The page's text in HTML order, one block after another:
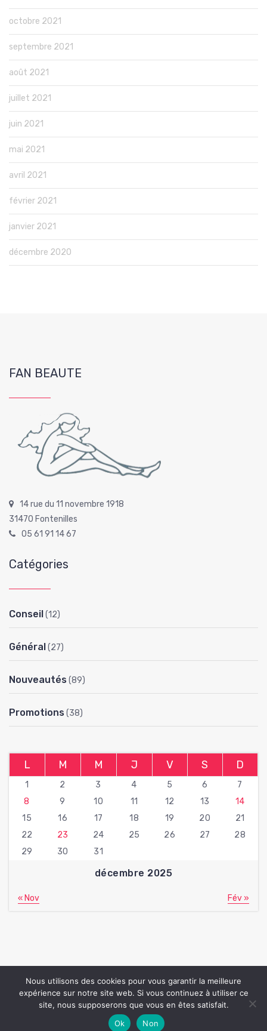
octobre 2021
septembre 2021
août 2021
juillet 2021
juin 2021
mai 2021
avril 2021
février 2021
janvier 2021
décembre 2020
FAN BEAUTE
14 rue du 11 novembre 1918
31470 Fontenilles
05 61 91 14 67
Catégories
Conseil (12)
Général (27)
Nouveautés(89)
Promotions(38)
décembre 2025
L M M J V S D
1 2 3 4 5 6
7
8
9 10 11 12 13
14
15
16 17 18 19 20
21
22
23 24 25 26 27
28
29
30 31
« Nov Fév »
Copyright © 2026 Fan Beaute | Powered byHantus thème
WordPress
Nous utilisons des cookies pour vous garantir la meilleure
expérience sur notre site web. Si vous continuez à utiliser ce
site, nous supposerons que vous en êtes satisfait.
Ok
Non